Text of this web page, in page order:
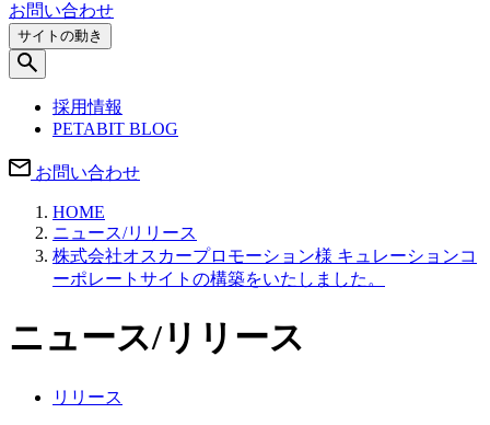
お問い合わせ
サイトの動き
採用情報
PETABIT BLOG
お問い合わせ
HOME
ニュース/リリース
株式会社オスカープロモーション様 キュレーションコ
ーポレートサイトの構築をいたしました。
ニュース/リリース
リリース